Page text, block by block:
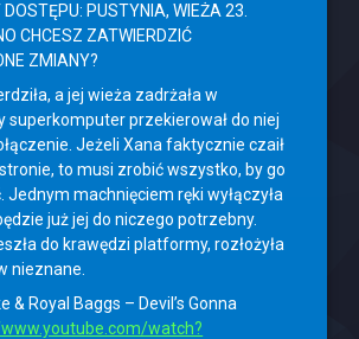
DOSTĘPU: PUSTYNIA, WIEŻA 23.
CHCESZ ZATWIERDZIĆ
ZMIANY?
a jej wieża zadrżała w
superkomputer przekierował do niej
Jeżeli Xana faktycznie czaił
to musi zrobić wszystko, by go
machnięciem ręki wyłączyła
już jej do niczego potrzebny.
do krawędzi platformy, rozłożyła
nieznane.
& Royal Baggs – Devil’s Gonna
watch?